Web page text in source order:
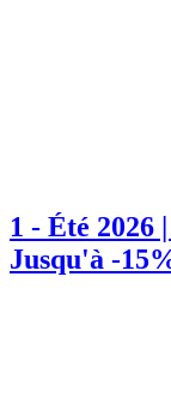
1 - Été 2026
Jusqu'à -